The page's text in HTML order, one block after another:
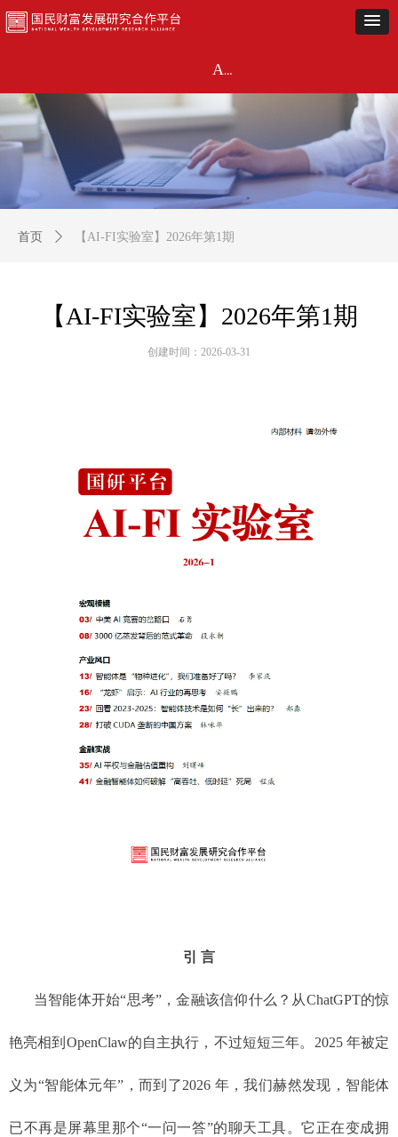
《市场观察》
AI-FI实验室
首页 ꄲ 【AI-FI实验室】2026年第1期
【AI-FI实验室】2026年第1期
引 言
当智能体开始“思考”，金融该信仰什么？从ChatGPT的惊
艳亮相到OpenClaw的自主执行，不过短短三年。2025 年被定
义为“智能体元年”，而到了2026 年，我们赫然发现，智能体
已不再是屏幕里那个“一问一答”的聊天工具。它正在变成拥
创建时间： 2026-03-31